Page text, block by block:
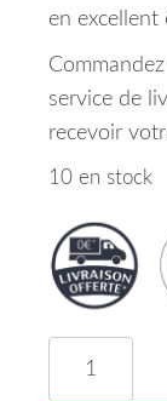
en excellent
service de
recevoir
10 en stock